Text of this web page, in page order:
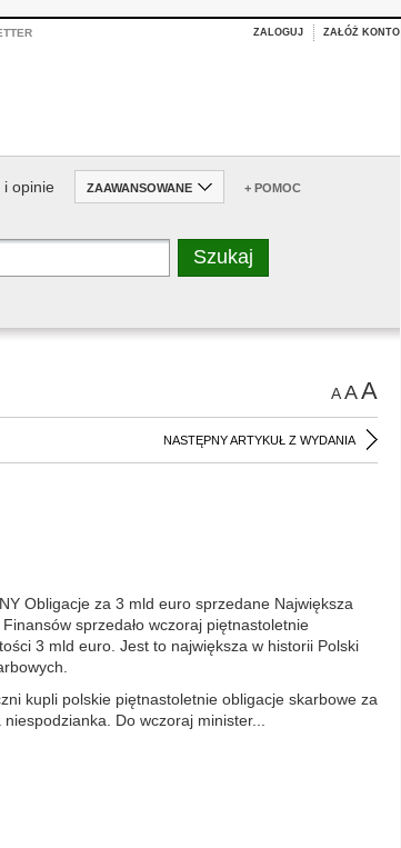
ZALOGUJ ZAŁÓŻ KONTO
i opinie ZAAWANSOWANE + POMOC
AAA
NASTĘPNY ARTYKUŁ Z WYDANIA
Obligacje za 3 mld euro sprzedane Największa
sprzedało wczoraj piętnastoletnie
3 mld euro. Jest to największa w historii Polski
kupli polskie piętnastoletnie obligacje skarbowe za
Do wczoraj minister...